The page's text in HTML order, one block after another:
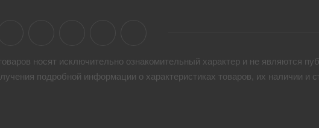
носят исключительно ознакомительный характер и не являются
подробной информации о характеристиках товaров, их наличии и